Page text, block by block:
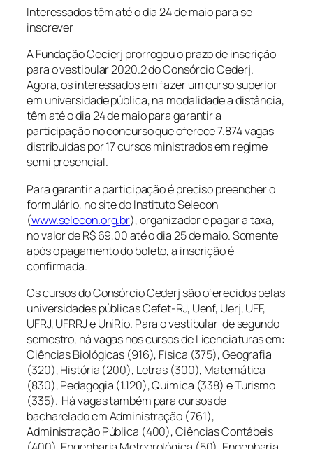
Interessados têm até o dia 24 de maio para se
inscrever
A Fundação Cecierj prorrogou o prazo de inscrição
para o vestibular 2020.2 do Consórcio Cederj.
Agora, os interessados em fazer um curso superior
em universidade pública, na modalidade a distância,
têm até o dia 24 de maio para garantir a
participação no concurso que oferece 7.874 vagas
distribuídas por 17 cursos ministrados em regime
semi presencial.
Para garantir a participação é preciso preencher o
formulário, no site do Instituto Selecon
(www.selecon.org.br), organizador e pagar a taxa,
no valor de R$ 69,00 até o dia 25 de maio. Somente
após o pagamento do boleto, a inscrição é
confirmada.
Os cursos do Consórcio Cederj são oferecidos pelas
universidades públicas Cefet-RJ, Uenf, Uerj, UFF,
UFRJ, UFRRJ e UniRio. Para o vestibular de segundo
semestro, há vagas nos cursos de Licenciaturas em:
Ciências Biológicas (916), Física (375), Geografia
(320), História (200), Letras (300), Matemática
(830), Pedagogia (1.120), Química (338) e Turismo
(335). Há vagas também para cursos de
bacharelado em Administração (761),
Administração Pública (400), Ciências Contábeis